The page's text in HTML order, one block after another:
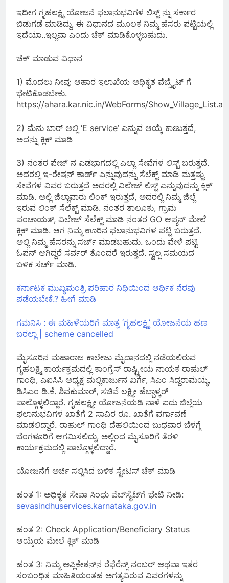
ಇದೀಗ ಗೃಹಲಕ್ಷ್ಮಿ ಯೋಜನೆ ಫಲಾನುಭವಿಗಳ ಲಿಸ್ಟ್ ನ್ನು ಸರ್ಕಾರ
ಬಿಡುಗಡೆ ಮಾಡಿದ್ದು, ಈ ವಿಧಾನದ ಮೂಲಕ ನಿಮ್ಮ ಹೆಸರು ಪಟ್ಟಿಯಲ್ಲಿ
ಇದೆಯಾ..ಇಲ್ಲವಾ ಎಂದು ಚೆಕ್ ಮಾಡಿಕೊಳ್ಳಬಹುದು.
ಚೆಕ್ ಮಾಡುವ ವಿಧಾನ
1) ಮೊದಲು ನೀವು ಆಹಾರ ಇಲಾಖೆಯ ಅಧಿಕೃತ ವೆಬ್ಸೈಟ್ ಗೆ
ಭೇಟಿಕೊಡಬೇಕು.
https://ahara.kar.nic.in/WebForms/
2) ಮೆನು ಬಾರ್ ಅಲ್ಲಿ ‘E service’ ಎನ್ನುವ ಆಯ್ಕೆ ಕಾಣುತ್ತದೆ,
ಅದನ್ನು ಕ್ಲಿಕ್ ಮಾಡಿ
3) ನಂತರ ಪೇಜ್ ನ ಎಡಭಾಗದಲ್ಲಿ ಎಲ್ಲಾ ಸೇವೆಗಳ ಲಿಸ್ಟ್ ಬರುತ್ತದೆ.
ಅದರಲ್ಲಿ ಇ-ರೇಷನ್ ಕಾರ್ಡ್ ಎನ್ನುವುದನ್ನು ಸೆಲೆಕ್ಟ್ ಮಾಡಿ ಮತ್ತಷ್ಟು
ಸೇವೆಗಳ ವಿವರ ಬರುತ್ತದೆ ಅದರಲ್ಲಿ ವಿಲೇಜ್ ಲಿಸ್ಟ್ ಎನ್ನುವುದನ್ನು ಕ್ಲಿಕ್
ಮಾಡಿ. ಅಲ್ಲಿ ಜಿಲ್ಲಾವಾರು ಲಿಂಕ್ ಇರುತ್ತದೆ, ಅದರಲ್ಲಿ ನಿಮ್ಮ ಜಿಲ್ಲೆ
ಇರುವ ಲಿಂಕ್ ಸೆಲೆಕ್ಟ್ ಮಾಡಿ. ನಂತರ ತಾಲೂಕು, ಗ್ರಾಮ
ಪಂಚಾಯತ್, ವಿಲೇಜ್ ಸೆಲೆಕ್ಟ್ ಮಾಡಿ ನಂತರ GO ಆಪ್ಶನ್ ಮೇಲೆ
ಕ್ಲಿಕ್ ಮಾಡಿ. ಆಗ ನಿಮ್ಮ ಊರಿನ ಫಲಾನುಭವಿಗಳ ಪಟ್ಟಿ ಬರುತ್ತದೆ.
ಅಲ್ಲಿ ನಿಮ್ಮ ಹೆಸರನ್ನು ಸರ್ಚ್ ಮಾಡಬಹುದು. ಒಂದು ವೇಳೆ ಪಟ್ಟಿ
ಓಪನ್ ಆಗಿದ್ದರೆ ಸರ್ವರ್ ತೊಂದರೆ ಇರುತ್ತದೆ. ಸ್ವಲ್ಪ ಸಮಯದ
ಬಳಿಕ ಸರ್ಚ್ ಮಾಡಿ.
ಕರ್ನಾಟಕ ಮುಖ್ಯಮಂತ್ರಿ ಪರಿಹಾರ ನಿಧಿಯಿಂದ ಆರ್ಥಿಕ ನೆರವು
ಪಡೆಯಬೇಕೆ.? ಹೀಗೆ ಮಾಡಿ
ಗಮನಿಸಿ : ಈ ಮಹಿಳೆಯರಿಗೆ ಮಾತ್ರ ‘ಗೃಹಲಕ್ಷ್ಮಿ’ ಯೋಜನೆಯ ಹಣ
ಬರಲ್ಲಾ | scheme cancelled
ಮೈಸೂರಿನ ಮಹಾರಾಜ ಕಾಲೇಜು ಮೈದಾನದಲ್ಲಿ ನಡೆಯಲಿರುವ
ಗೃಹಲಕ್ಷ್ಮಿ ಕಾರ್ಯಕ್ರಮದಲ್ಲಿ ಕಾಂಗ್ರೆಸ್ ರಾಷ್ಟ್ರೀಯ ನಾಯಕ ರಾಹುಲ್
ಗಾಂಧಿ, ಎಐಸಿಸಿ ಅಧ್ಯಕ್ಷ ಮಲ್ಲಿಕಾರ್ಜುನ ಖರ್ಗೆ, ಸಿಎಂ ಸಿದ್ದರಾಮಯ್ಯ,
ಡಿಸಿಎಂ ಡಿ.ಕೆ. ಶಿವಕುಮಾರ್, ಸಚಿವೆ ಲಕ್ಷ್ಮೀ ಹೆಬ್ಬಾಳ್ಕರ್
ಪಾಲ್ಗೊಳ್ಳಲಿದ್ದಾರೆ. ಗೃಹಲಕ್ಷ್ಮೀ ಯೋಜನೆಯಡಿ ನಾಳೆ ಐದು ಜಿಲ್ಲೆಯ
ಫಲಾನುಭವಿಗಳ ಖಾತೆಗೆ 2 ಸಾವಿರ ರೂ. ಖಾತೆಗೆ ವರ್ಗಾವಣೆ
ಮಾಡಲಿದ್ದಾರೆ. ರಾಹುಲ್ ಗಾಂಧಿ ದೆಹಲಿಯಿಂದ ಬುಧವಾರ ಬೆಳಗ್ಗೆ
ಬೆಂಗಳೂರಿಗೆ ಆಗಮಿಸಲಿದ್ದು, ಅಲ್ಲಿಂದ ಮೈಸೂರಿಗೆ ತೆರಳಿ
ಕಾರ್ಯಕ್ರಮದಲ್ಲಿ ಪಾಲ್ಗೊಳ್ಳಲಿದ್ದಾರೆ.
ಯೋಜನೆಗೆ ಅರ್ಜಿ ಸಲ್ಲಿಸಿದ ಬಳಿಕ ಸ್ಟೇಟಸ್ ಚೆಕ್ ಮಾಡಿ
ಹಂತ 1: ಅಧಿಕೃತ ಸೇವಾ ಸಿಂಧು ವೆಬ್‌ಸೈಟ್‌ಗೆ ಭೇಟಿ ನೀಡಿ:
sevasindhuservices.karnataka.gov.in
ಹಂತ 2: Check Application/Beneficiary Status
ಆಯ್ಕೆಯ ಮೇಲೆ ಕ್ಲಿಕ್ ಮಾಡಿ
ಹಂತ 3: ನಿಮ್ಮ ಅಪ್ಲಿಕೇಶನ್‌ನ ರೆಫೆರೆನ್ಸ್ ನಂಬರ್ ಅಥವಾ ಇತರ
ಸಂಬಂಧಿತ ಮಾಹಿತಿಯಂತಹ ಅಗತ್ಯವಿರುವ ವಿವರಗಳನ್ನು